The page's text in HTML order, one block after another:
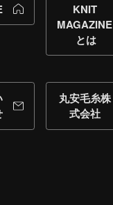
KNIT
MAGAZINE
とは
丸安毛糸株
式会社